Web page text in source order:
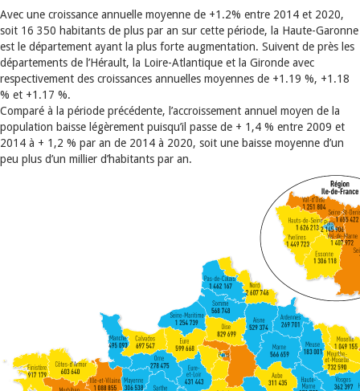
Avec une croissance annuelle moyenne de +1.2% entre 2014 et 2020,
soit 16 350 habitants de plus par an sur cette période, la Haute-Garonne
est le département ayant la plus forte augmentation. Suivent de près les
départements de l’Hérault, la Loire-Atlantique et la Gironde avec
respectivement des croissances annuelles moyennes de +1.19 %, +1.18
% et +1.17 %.
Comparé à la période précédente, l’accroissement annuel moyen de la
population baisse légèrement puisqu’il passe de + 1,4 % entre 2009 et
2014 à + 1,2 % par an de 2014 à 2020, soit une baisse moyenne d’un
peu plus d’un millier d’habitants par an.